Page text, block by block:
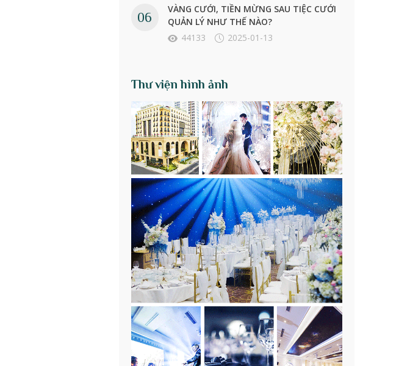
VÀNG CƯỚI, TIỀN MỪNG SAU TIỆC CƯỚI
QUẢN LÝ NHƯ THẾ NÀO?
44133
2025-01-13
Thư viện hình ảnh